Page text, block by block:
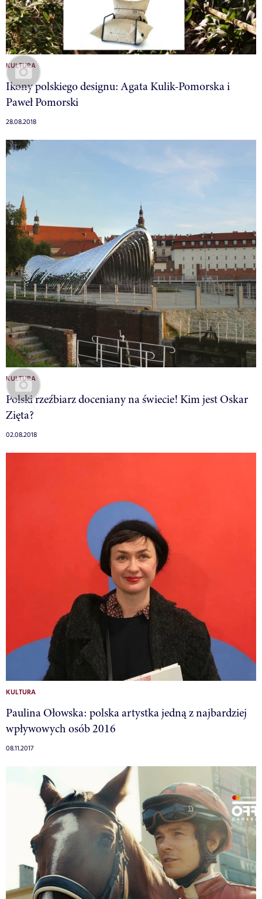
KULTURA
Ikony polskiego designu: Agata Kulik-Pomorska i
Paweł Pomorski
28.08.2018
KULTURA
Polski rzeźbiarz doceniany na świecie! Kim jest Oskar
Zięta?
02.08.2018
KULTURA
Paulina Ołowska: polska artystka jedną z najbardziej
wpływowych osób 2016
08.11.2017